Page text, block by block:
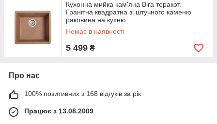
Кухонна мийка кам'яна Віга теракот.
Гранітна квадратна зі штучного каменю
раковина на кухню
Немає в наявності
5 499 ₴
Про нас
100% позитивних з 168 відгуків за рік
Працює з 13.08.2009